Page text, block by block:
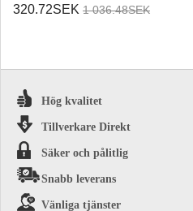
2025-26 Kortärmad
320.72SEK 1 036.48SEK
Hög kvalitet
Tillverkare Direkt
Säker och pålitlig
Snabb leverans
Vänliga tjänster